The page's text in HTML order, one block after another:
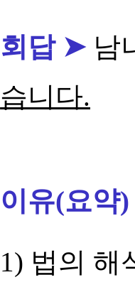
회답 ➤ 남
습니다.
이유(요
1) 법의 해